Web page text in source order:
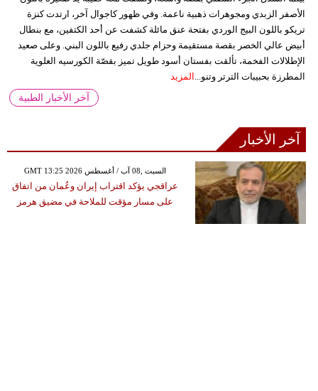
الأصفر الزبدي ومجوهرات ذهبية ناعمة. وفي ظهور كاجوال آخر، ارتدت كنزة
تريكو باللون البيج الوردي بفتحة عنق مائلة كشفت عن أحد الكتفين، مع بنطال
أبيض عالي الخصر بقصة مستقيمة وحزام جلدي رفيع باللون البني. وعلى صعيد
الإطلالات الفخمة، تألقت بفستان أسود طويل تميز بقصّة الكورسيه العلوية
المطرزة بحبيبات الترتر وتنو... المزيد
آخر الأخبار الطبية
آخر الأخبار
GMT 13:25 2026 السبت ,08 آب / أغسطس
عراقجي يؤكد اقتراب إيران وعُمان من اتفاق
على مسار مؤقت للملاحة في مضيق هرمز